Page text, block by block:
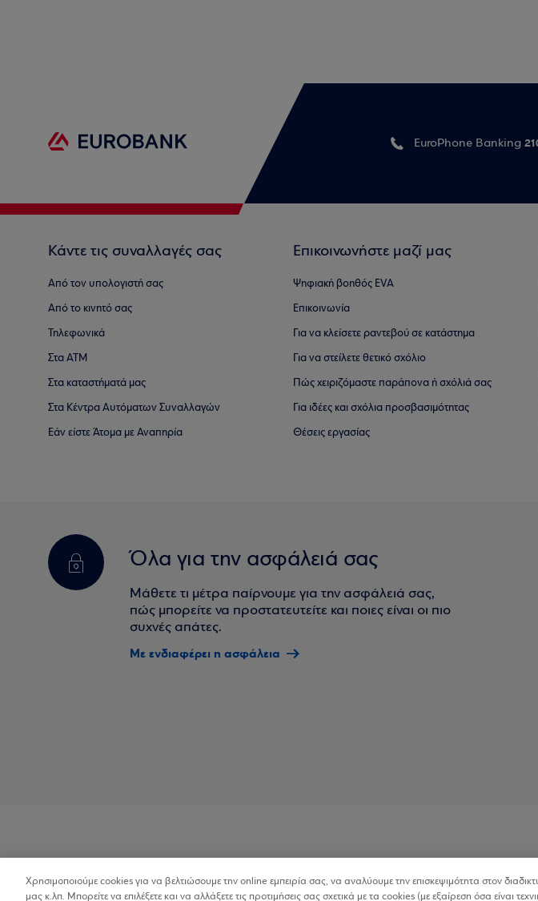
EuroPhone Banking
Κάντε τις συναλλαγές σας
Από τον υπολογιστή σας
Από το κινητό σας
Τηλεφωνικά
Στα ΑΤΜ
Στα καταστήματά μας
Στα Κέντρα Αυτόματων Συναλλαγών
Εάν είστε Άτομα με Αναπηρία
Επικοινωνήστε μαζί μας
Ψηφιακή βοηθός EVA
Επικοινωνία
Για να κλείσετε ραντεβού σε κατάστημα
Για να στείλετε θετικό σχόλιο
Πώς χειριζόμαστε παράπονα ή σχόλιά σας
Για ιδέες και σχόλια προσβασιμότητας
Θέσεις εργασίας
Όλα για την ασφάλειά σας
Μάθετε τι μέτρα παίρνουμε για την ασφάλειά σας,
πώς μπορείτε να προστατευτείτε και ποιες είναι οι πιο
συχνές απάτες.
Με ενδιαφέρει η ασφάλεια
Προσβασιμότητα
Χρησιμοποιούμε cookies για να βελτιώσουμε την online εμπειρία σας, να αναλύουμε την επισκεψιμότητα στον
μας κ.λπ. Μπορείτε να επιλέξετε και να αλλάξετε τις προτιμήσεις σας σχετικά με τα cookies (με εξαίρεση όσα είναι